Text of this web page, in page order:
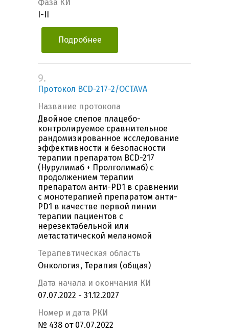
Фаза КИ
I-II
Подробнее
9.
Протокол BCD-217-2/OCTAVA
Название протокола
Двойное слепое плацебо-
контролируемое сравнительное
рандомизированное исследование
эффективности и безопасности
терапии препаратом BCD-217
(Нурулимаб + Пролголимаб) с
продолжением терапии
препаратом анти-PD1 в сравнении
с монотерапией препаратом анти-
PD1 в качестве первой линии
терапии пациентов с
нерезектабельной или
метастатической меланомой
Терапевтическая область
Онкология, Терапия (общая)
Дата начала и окончания КИ
07.07.2022 - 31.12.2027
Номер и дата РКИ
№ 438 от 07.07.2022